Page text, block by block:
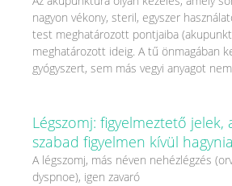
nagyon vékony, steril, egyszer
test meghatározott pontjaiba
meghatározott ideig. A tű önmagában
gyógyszert, sem más vegyi anyagot
Légszomj: figyelmeztető jelek,
szabad figyelmen kívül hagynia
A légszomj, más néven nehézlégzés
dyspnoe), igen zavaró